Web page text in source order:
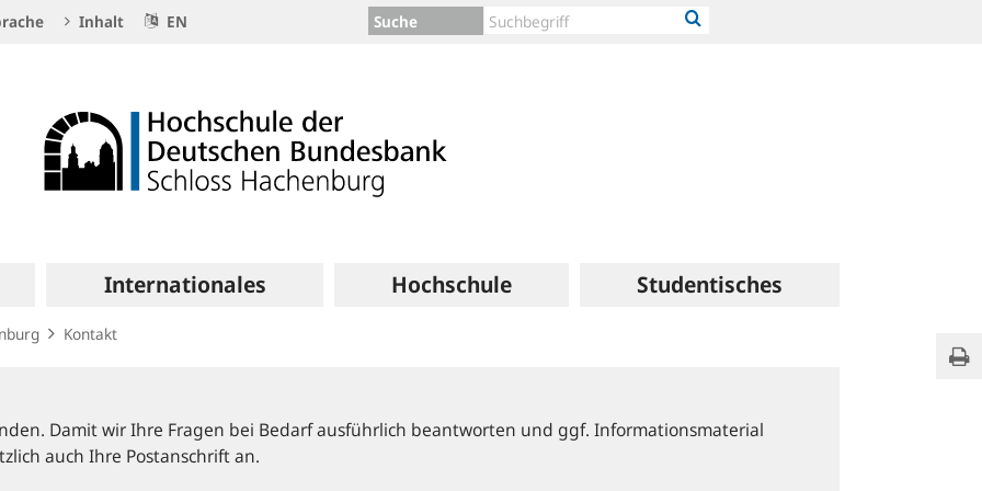
Inhalt EN Suche
Internationales Hochschule Studentisches
Kontakt No
Page
Damit wir Ihre Fragen bei Bedarf ausführlich beantworten und ggf. Informationsmaterial
auch Ihre Postanschrift an.